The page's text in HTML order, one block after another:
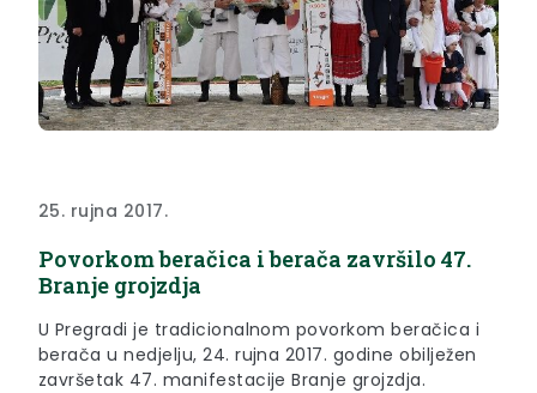
25. rujna 2017.
Povorkom beračica i berača završilo 47.
Branje grojzdja
U Pregradi je tradicionalnom povorkom beračica i
berača u nedjelju, 24. rujna 2017. godine obilježen
završetak 47. manifestacije Branje grojzdja.